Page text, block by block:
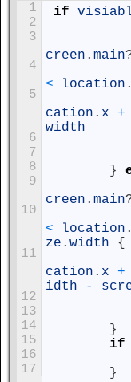
1
2
3
4
5
6
7
8
9
10
11
12
13
14
15
16
17
if
creen . main
<
location .
cation . x +
width
}
creen . main
<
location .
ze . width
{
cation . x +
idth
-
}
if
}